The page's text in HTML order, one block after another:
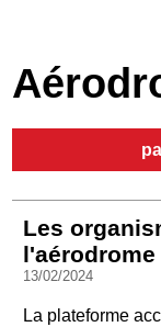
Economie
Services
Les
l'aérodrome
13/02/2024
La plateforme